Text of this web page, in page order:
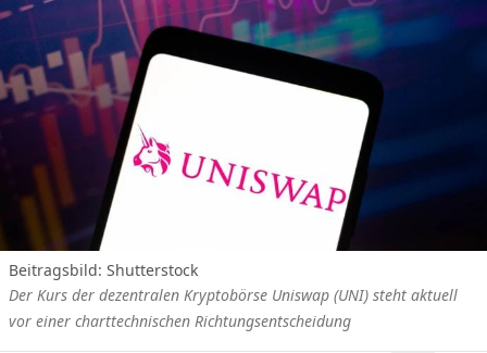
Beitragsbild: Shutterstock
Der Kurs der dezentralen Kryptobörse Uniswap (UNI) steht aktuell
vor einer charttechnischen Richtungsentscheidung